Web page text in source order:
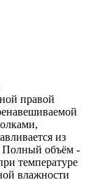
правой
из
Полный объём -
температуре
влажности